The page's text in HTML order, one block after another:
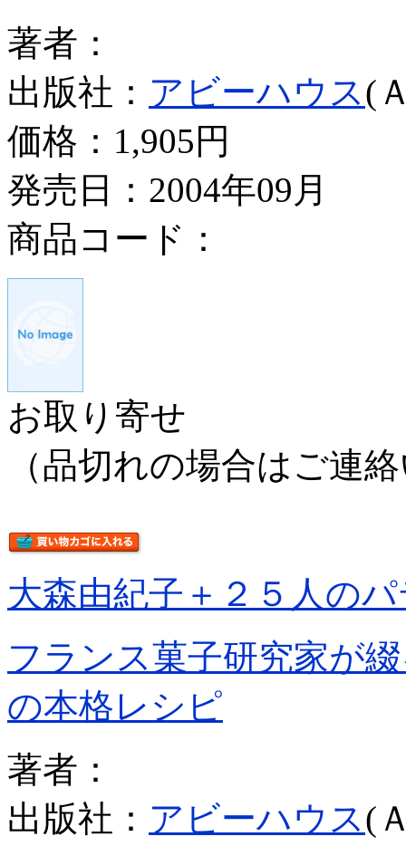
著者：
出版社： アビーハウス(
価格： 1,905円
発売日：2004年09月
商品コード：
お取り寄せ
（品切れの場合はご連
大森由紀子＋２５人の
フランス菓子研究家が
の本格レシピ
著者：
出版社： アビーハウス(